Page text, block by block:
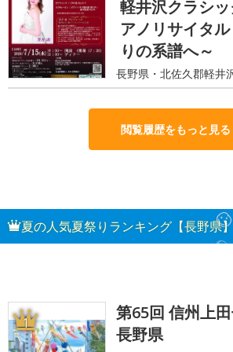
軽井沢クラシ
アノリサイタ
りの系譜へ～
長野県・北佐久郡軽井
閲覧履歴をもっと見る
夏の人気夏祭りランキング【長野県】
1
第65回 信州上
長野県